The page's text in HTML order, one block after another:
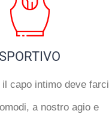
SPORTIVO
capo intimo deve farci
a nostro agio e